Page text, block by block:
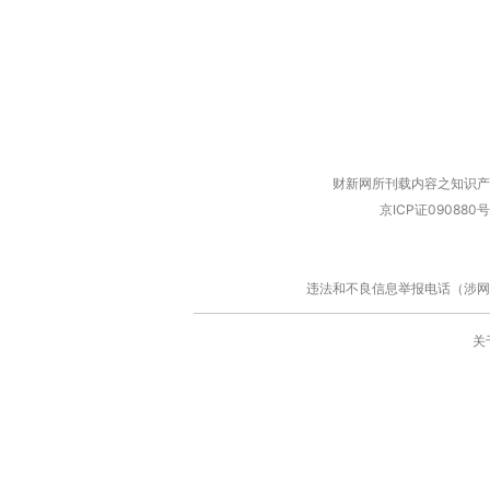
财新网所刊载内容之知识
京ICP证090880号
违法和不良信息举报电话（涉
关